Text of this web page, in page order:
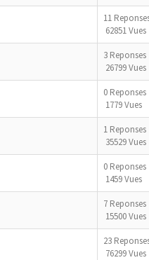
11
62851 Vues
3 Reponses
26799 Vues
0 Reponses
1779 Vues
1 Reponses
35529 Vues
0 Reponses
1459 Vues
7 Reponses
15500 Vues
23
76299 Vues